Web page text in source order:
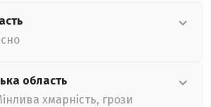
область
хмарність, грози